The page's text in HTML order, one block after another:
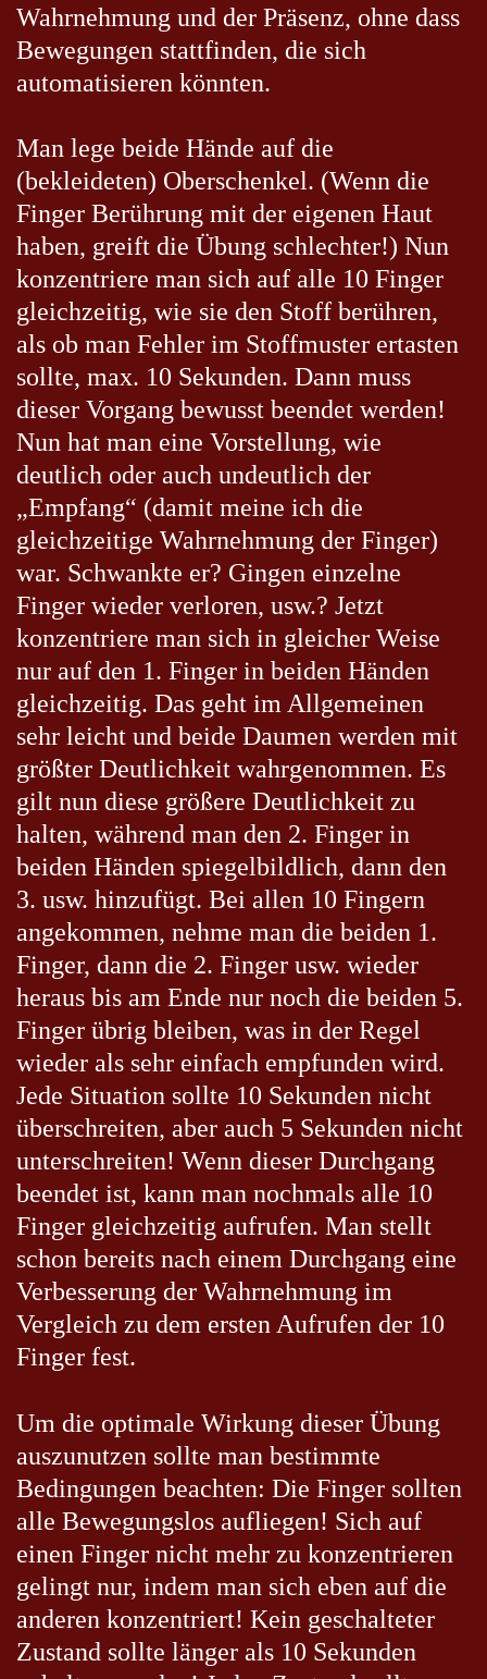
Wahrnehmung und der Präsenz, ohne dass
Bewegungen stattfinden, die sich
automatisieren könnten.
Man lege beide Hände auf die
(bekleideten) Oberschenkel. (Wenn die
Finger Berührung mit der eigenen Haut
haben, greift die Übung schlechter!) Nun
konzentriere man sich auf alle 10 Finger
gleichzeitig, wie sie den Stoff berühren,
als ob man Fehler im Stoffmuster ertasten
sollte, max. 10 Sekunden. Dann muss
dieser Vorgang bewusst beendet werden!
Nun hat man eine Vorstellung, wie
deutlich oder auch undeutlich der
„Empfang“ (damit meine ich die
gleichzeitige Wahrnehmung der Finger)
war. Schwankte er? Gingen einzelne
Finger wieder verloren, usw.? Jetzt
konzentriere man sich in gleicher Weise
nur auf den 1. Finger in beiden Händen
gleichzeitig. Das geht im Allgemeinen
sehr leicht und beide Daumen werden mit
größter Deutlichkeit wahrgenommen. Es
gilt nun diese größere Deutlichkeit zu
halten, während man den 2. Finger in
beiden Händen spiegelbildlich, dann den
3. usw. hinzufügt. Bei allen 10 Fingern
angekommen, nehme man die beiden 1.
Finger, dann die 2. Finger usw. wieder
heraus bis am Ende nur noch die beiden 5.
Finger übrig bleiben, was in der Regel
wieder als sehr einfach empfunden wird.
Jede Situation sollte 10 Sekunden nicht
überschreiten, aber auch 5 Sekunden nicht
unterschreiten! Wenn dieser Durchgang
beendet ist, kann man nochmals alle 10
Finger gleichzeitig aufrufen. Man stellt
schon bereits nach einem Durchgang eine
Verbesserung der Wahrnehmung im
Vergleich zu dem ersten Aufrufen der 10
Finger fest.
Um die optimale Wirkung dieser Übung
auszunutzen sollte man bestimmte
Bedingungen beachten: Die Finger sollten
alle Bewegungslos aufliegen! Sich auf
einen Finger nicht mehr zu konzentrieren
gelingt nur, indem man sich eben auf die
anderen konzentriert! Kein geschalteter
Zustand sollte länger als 10 Sekunden